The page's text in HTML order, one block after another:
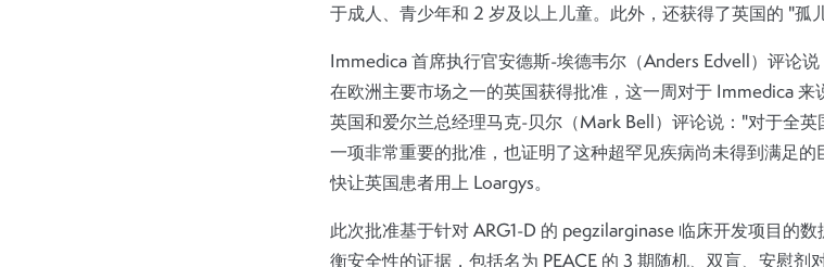
于成人、青少年和 2 岁及以上儿童。此外，还获得了英国的 "孤儿
Immedica 首席执行官安德斯-埃德韦尔（Anders Edvell）评论
在欧洲主要市场之一的英国获得批准，这一周对于 Immedica 来
英国和爱尔兰总经理马克-贝尔（Mark Bell）评论说："对于全
一项非常重要的批准，也证明了这种超罕见疾病尚未得到满足
快让英国患者用上 Loargys。
此次批准基于针对 ARG1-D 的 pegzilarginase 临床开发项目的
衡安全性的证据，包括名为 PEACE 的 3 期随机、双盲、安慰